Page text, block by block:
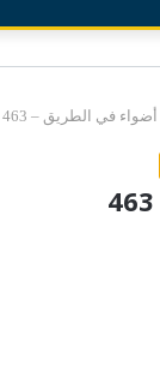
أضواء في الطريق – 463